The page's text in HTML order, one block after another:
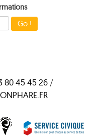
80 45 45 26 /